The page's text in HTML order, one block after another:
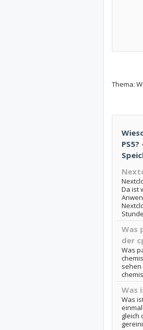
Thema:
Da ist
Was
der
Was
sehen
Was
Was
gleich